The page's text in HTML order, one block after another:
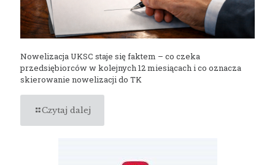
Nowelizacja UKSC staje się faktem – co czeka
przedsiębiorców w kolejnych 12 miesiącach i co oznacza
skierowanie nowelizacji do TK
Czytaj dalej